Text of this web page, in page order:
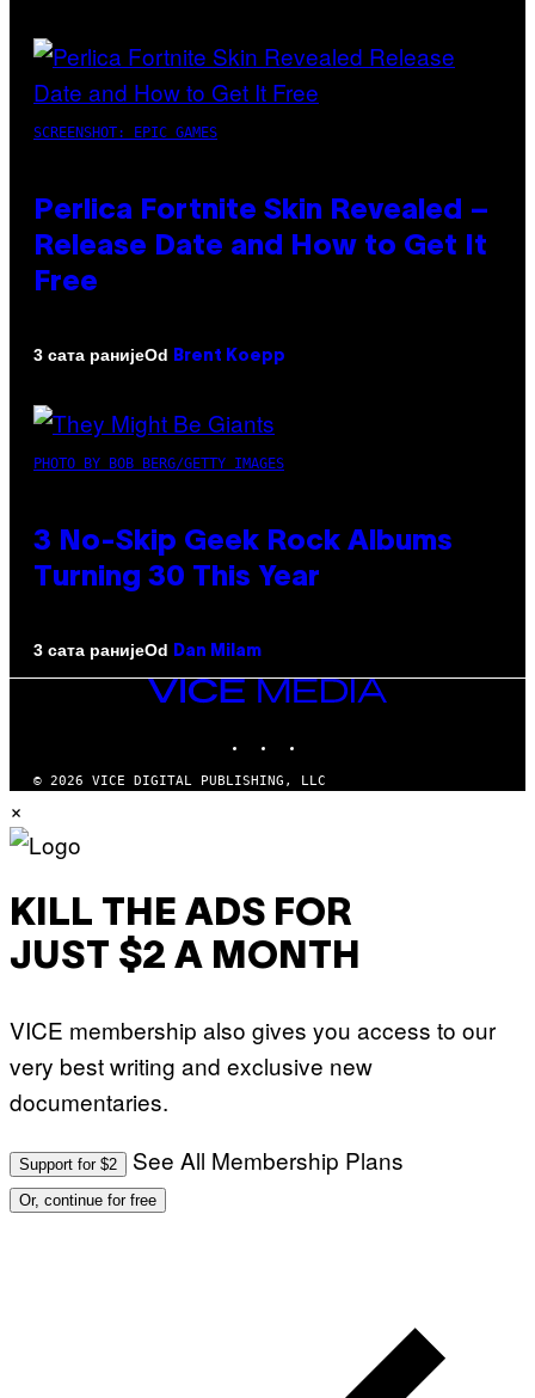
SCREENSHOT: EPIC GAMES
Perlica Fortnite Skin Revealed –
Release Date and How to Get It
Free
3 сата ранијеOd Brent Koepp
PHOTO BY BOB BERG/GETTY IMAGES
3 No-Skip Geek Rock Albums
Turning 30 This Year
3 сата ранијеOd Dan Milam
VICE
MEDIA
© 2026 VICE DIGITAL PUBLISHING, LLC
×
KILL THE ADS FOR
JUST $2 A MONTH
VICE membership also gives you access to our
very best writing and exclusive new
documentaries.
Support for $2 See All Membership Plans
Or, continue for free